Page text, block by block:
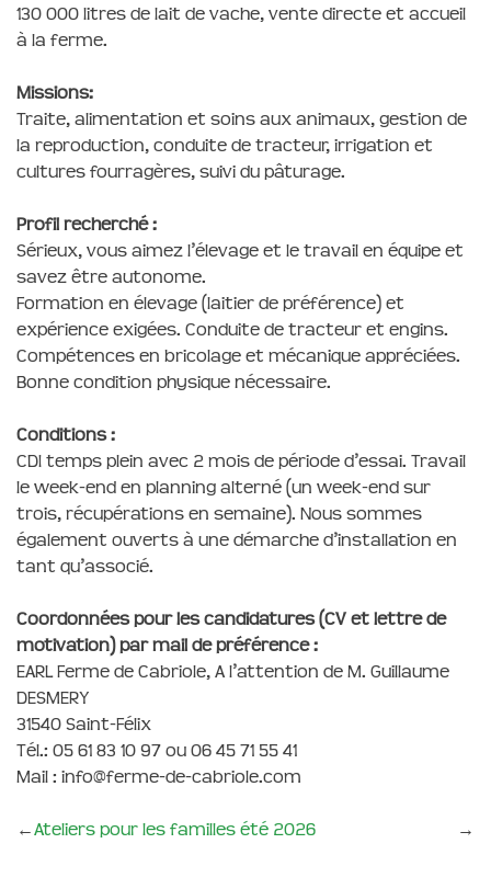
130 000 litres de lait de vache, vente directe et accueil
à la ferme.
Missions:
Traite, alimentation et soins aux animaux, gestion de
la reproduction, conduite de tracteur, irrigation et
cultures fourragères, suivi du pâturage.
Profil recherché :
Sérieux, vous aimez l’élevage et le travail en équipe et
savez être autonome.
Formation en élevage (laitier de préférence) et
expérience exigées. Conduite de tracteur et engins.
Compétences en bricolage et mécanique appréciées.
Bonne condition physique nécessaire.
Conditions :
CDI temps plein avec 2 mois de période d’essai. Travail
le week-end en planning alterné (un week-end sur
trois, récupérations en semaine). Nous sommes
également ouverts à une démarche d’installation en
tant qu’associé.
Coordonnées pour les candidatures (CV et lettre de
motivation) par mail de préférence :
EARL Ferme de Cabriole, A l’attention de M. Guillaume
DESMERY
31540 Saint-Félix
Tél.: 05 61 83 10 97 ou 06 45 71 55 41
Mail : info@ferme-de-cabriole.com
←Ateliers pour les familles été 2026 →